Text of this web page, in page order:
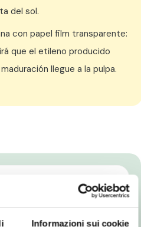
Informazioni sui cookie
del sol.
con papel film transparente:
que el etileno producido
llegue a la pulpa.